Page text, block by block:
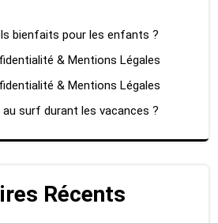
bienfaits pour les enfants ?
& Mentions Légales
& Mentions Légales
au surf durant les vacances ?
Récents